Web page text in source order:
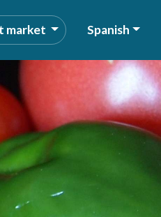
market Spanish